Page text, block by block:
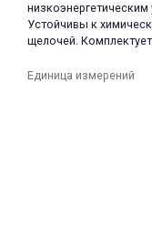
Устойчивы к
щелочей.
Единица измерений